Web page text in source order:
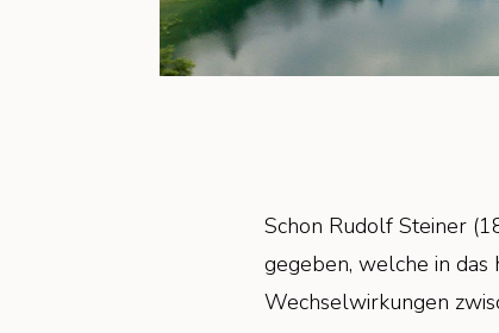
Schon Rudolf Steiner
gegeben, welche in das
Wechselwirkungen